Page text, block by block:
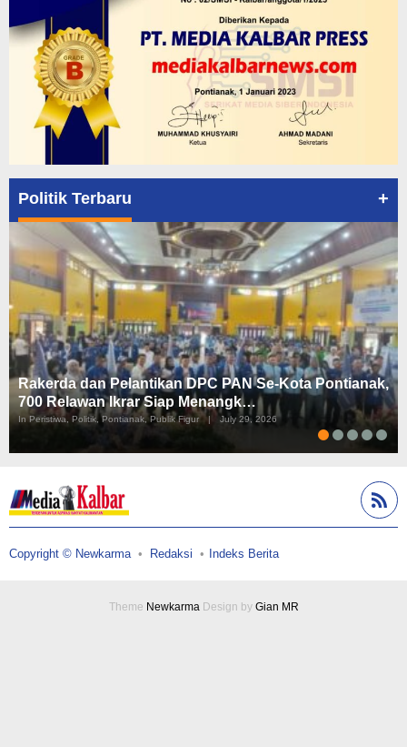
Politik Terbaru +
Rakerda dan Pelantikan DPC PAN Se-Kota Pontianak,
700 Relawan Ikrar Siap Menangk…
In Peristiwa, Politik, Pontianak, Publik Figur July 29, 2026
Copyright © Newkarma Redaksi Indeks Berita
Theme NewkarmaDesign by Gian MR